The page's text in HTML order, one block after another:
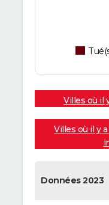
Villes où il
Villes où il y
Données 2023